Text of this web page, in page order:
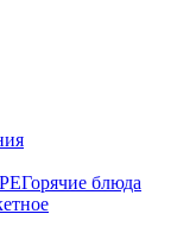
Горячие блюда